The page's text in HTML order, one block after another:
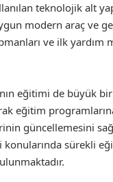
teknolojik alt
modern araç ve
ve ilk
eğitimi de büyük
eğitim
güncellemesini
konularında sürekli